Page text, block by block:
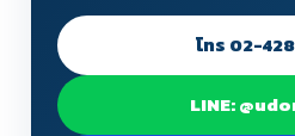
โทร 02-
LINE: